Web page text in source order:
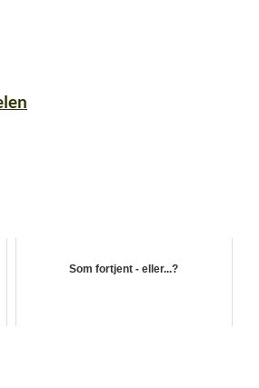
Som fortjent - eller...?